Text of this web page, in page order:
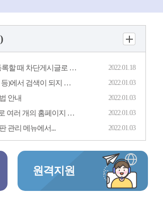
[차단게시글] 게시글을 등록할 때 차단게시글로 분류가 되었어요. 2022.01.18
포털사이트(네이버, 다음 등)에서 검색이 되지 않을 때 2022.01.03
안내 2022.01.03
[회원가입관련] 1개의 ID로 여러 개의 홈페이지 이용가능 2022.01.03
관리 메뉴에서... 2022.01.03
원격지원